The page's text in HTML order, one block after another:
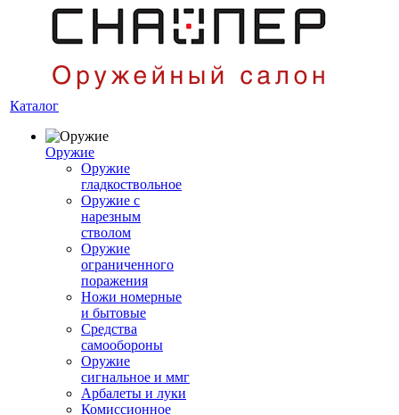
Каталог
Оружие
Оружие
гладкоствольное
Оружие с
нарезным
стволом
Оружие
ограниченного
поражения
Ножи номерные
и бытовые
Средства
самообороны
Оружие
сигнальное и ммг
Арбалеты и луки
Комиссионное